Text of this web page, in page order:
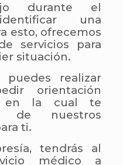
durante el
una
esto, ofrecemos
servicios para
situación.
realizar
orientación
en la cual te
de nuestros
ti.
tendrás al
médico a